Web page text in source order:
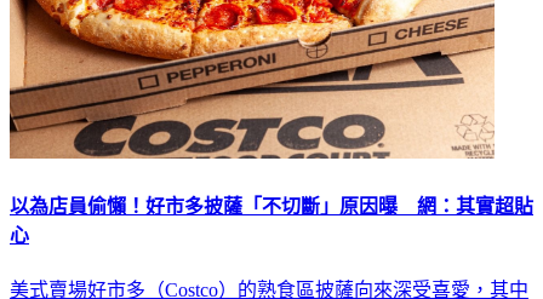
以為店員偷懶！好市多披薩「不切斷」原因曝 網：其實超貼
心
美式賣場好市多（Costco）的熟食區披薩向來深受喜愛，其中